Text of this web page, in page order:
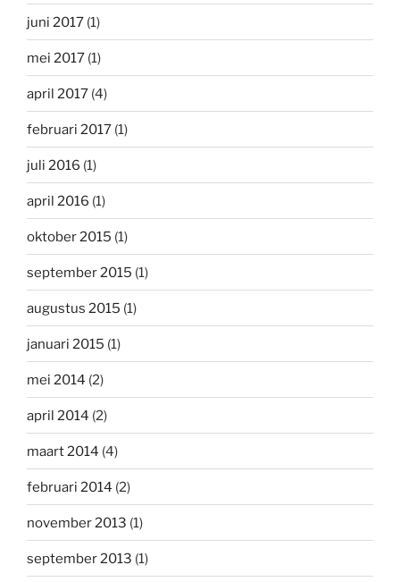
juni 2017 (1)
mei 2017 (1)
april 2017 (4)
februari 2017 (1)
juli 2016 (1)
april 2016 (1)
oktober 2015 (1)
september 2015 (1)
augustus 2015 (1)
januari 2015 (1)
mei 2014 (2)
april 2014 (2)
maart 2014 (4)
februari 2014 (2)
november 2013 (1)
september 2013 (1)